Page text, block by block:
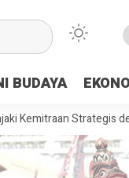
BUDAYA
Strategis dengan